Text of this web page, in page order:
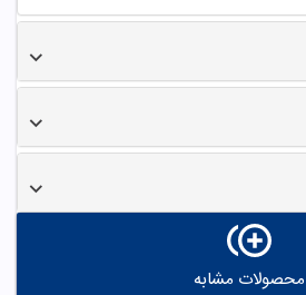
محصولات مشابه